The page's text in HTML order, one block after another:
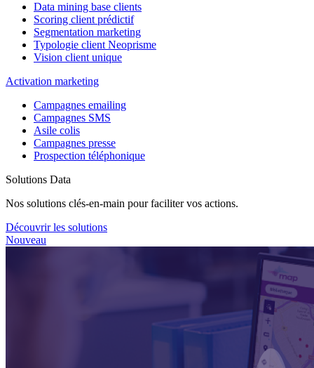
Data mining base clients
Scoring client prédictif
Segmentation marketing
Typologie client Neoprisme
Vision client unique
Activation marketing
Campagnes emailing
Campagnes SMS
Asile colis
Campagnes presse
Prospection téléphonique
Solutions Data
Nos solutions clés-en-main pour faciliter vos actions.
Découvrir les solutions
Nouveau